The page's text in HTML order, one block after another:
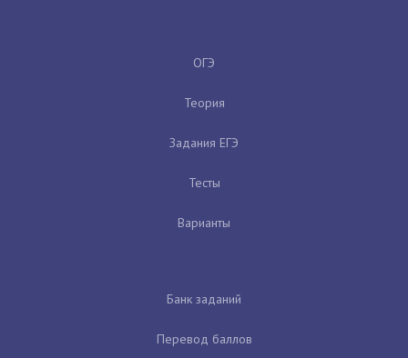
ОГЭ
Теория
Задания ЕГЭ
Тесты
Варианты
Банк заданий
Перевод баллов